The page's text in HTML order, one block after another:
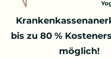
bis zu 80 %
möglich!